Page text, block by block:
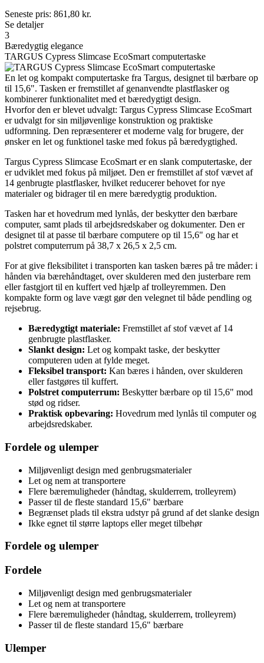
Seneste pris: 861,80 kr.
Se detaljer
3
Bæredygtig elegance
TARGUS Cypress Slimcase EcoSmart computertaske
En let og kompakt computertaske fra Targus, designet til bærbare op
til 15,6". Tasken er fremstillet af genanvendte plastflasker og
kombinerer funktionalitet med et bæredygtigt design.
Hvorfor den er blevet udvalgt: Targus Cypress Slimcase EcoSmart
er udvalgt for sin miljøvenlige konstruktion og praktiske
udformning. Den repræsenterer et moderne valg for brugere, der
ønsker en let og funktionel taske med fokus på bæredygtighed.
Targus Cypress Slimcase EcoSmart er en slank computertaske, der
er udviklet med fokus på miljøet. Den er fremstillet af stof vævet af
14 genbrugte plastflasker, hvilket reducerer behovet for nye
materialer og bidrager til en mere bæredygtig produktion.
Tasken har et hovedrum med lynlås, der beskytter den bærbare
computer, samt plads til arbejdsredskaber og dokumenter. Den er
designet til at passe til bærbare computere op til 15,6" og har et
polstret computerrum på 38,7 x 26,5 x 2,5 cm.
For at give fleksibilitet i transporten kan tasken bæres på tre måder: i
hånden via bærehåndtaget, over skulderen med den justerbare rem
eller fastgjort til en kuffert ved hjælp af trolleyremmen. Den
kompakte form og lave vægt gør den velegnet til både pendling og
rejsebrug.
Bæredygtigt materiale: Fremstillet af stof vævet af 14
genbrugte plastflasker.
Slankt design: Let og kompakt taske, der beskytter
computeren uden at fylde meget.
Fleksibel transport: Kan bæres i hånden, over skulderen
eller fastgøres til kuffert.
Polstret computerrum: Beskytter bærbare op til 15,6" mod
stød og ridser.
Praktisk opbevaring: Hovedrum med lynlås til computer og
arbejdsredskaber.
Fordele og ulemper
Miljøvenligt design med genbrugsmaterialer
Let og nem at transportere
Flere bæremuligheder (håndtag, skulderrem, trolleyrem)
Passer til de fleste standard 15,6" bærbare
Begrænset plads til ekstra udstyr på grund af det slanke design
Ikke egnet til større laptops eller meget tilbehør
Fordele og ulemper
Fordele
Miljøvenligt design med genbrugsmaterialer
Let og nem at transportere
Flere bæremuligheder (håndtag, skulderrem, trolleyrem)
Passer til de fleste standard 15,6" bærbare
Ulemper